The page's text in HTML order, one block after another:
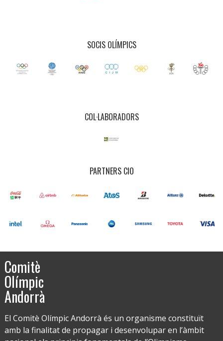
SOCIS OLÍMPICS
COL·LABORADORS
PARTNERS CIO
Comitè
Olímpic
Andorrà
El Comitè Olímpic Andorrà és un organisme constituït
amb la finalitat de propagar i desenvolupar en l’àmbit